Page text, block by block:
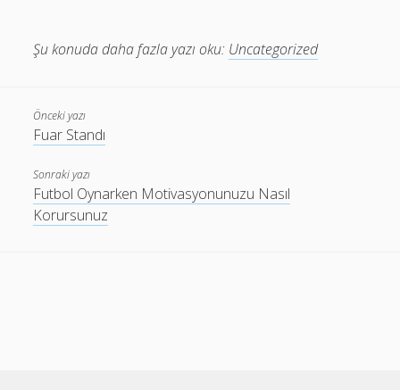
Şu konuda daha fazla yazı oku: Uncategorized
Önceki yazı
Fuar Standı
Sonraki yazı
Futbol Oynarken Motivasyonunuzu Nasıl
Korursunuz